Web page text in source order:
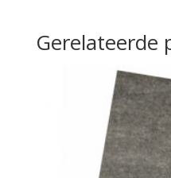
Gerelateerde